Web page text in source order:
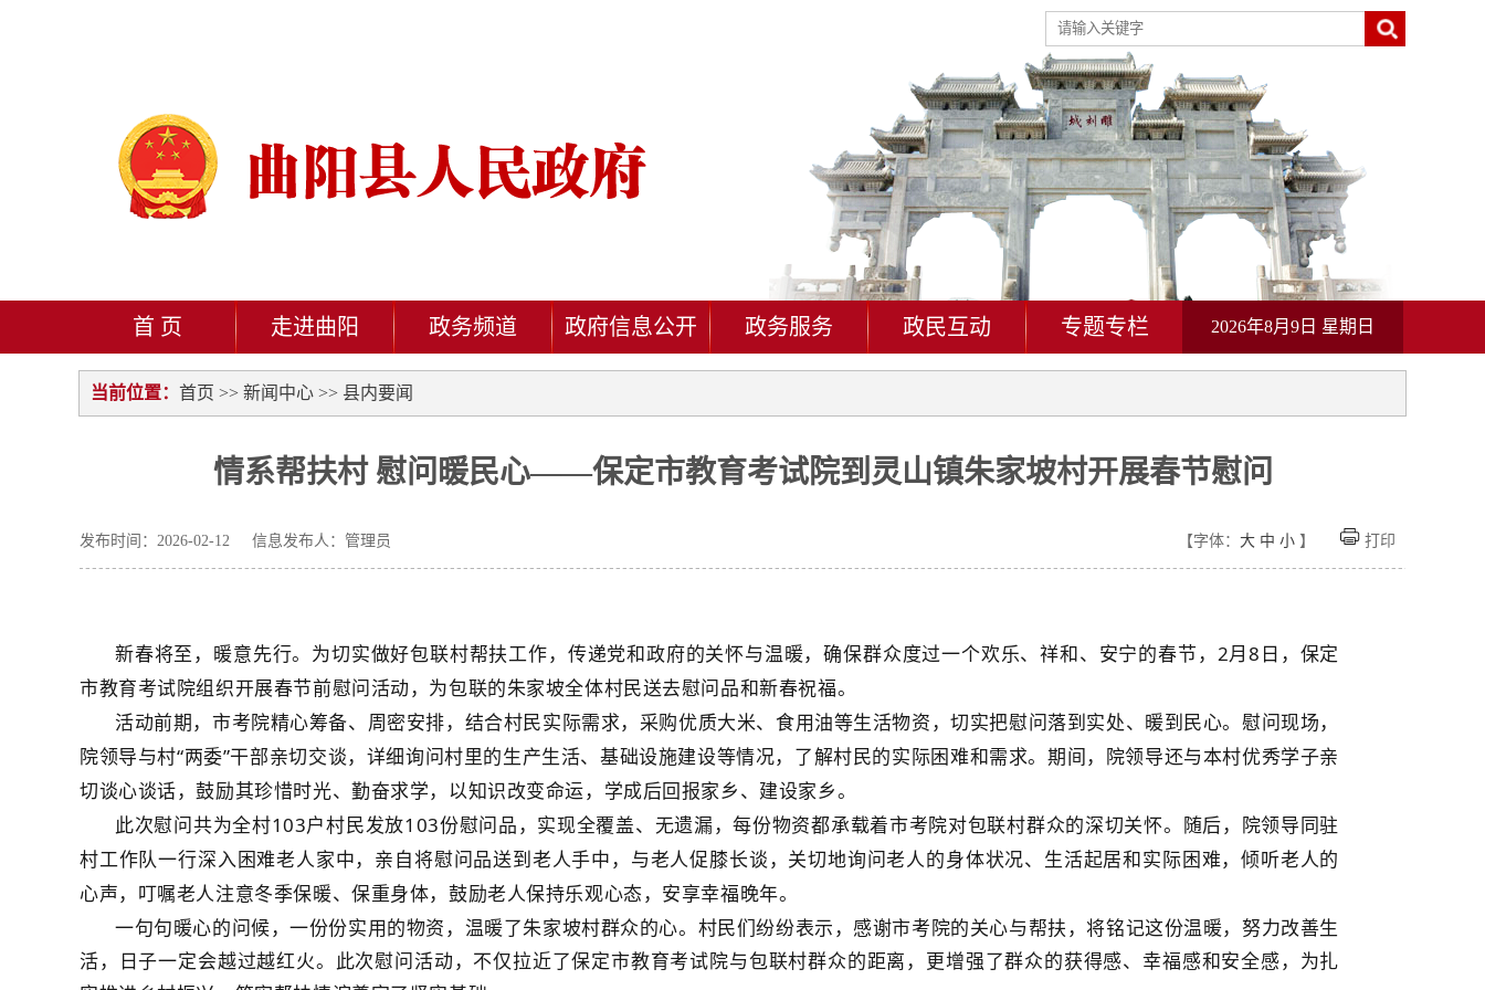
首 页 走进曲阳 政务频道 政府信息公开 政务服务 政民互动 专题专栏 2026年8月9日 星期日
当前位置： 首页 >> 新闻中心 >> 县内要闻
情系帮扶村 慰问暖民心——保定市教育考试院到灵山镇朱家坡村开展春节慰问
发布时间：2026-02-12 信息发布人：管理员 【字体： 大 中 小 】 打印
新春将至，暖意先行。为切实做好包联村帮扶工作，传递党和政府的关怀与温暖，确保群众度过一个欢乐、祥和、安宁的春节， 2月8日，保定
市教育考试院组织开展春节前慰问活动，为包联的朱家坡全体村民送去慰问品和新春祝福。
活动前期，市考院精心筹备、周密安排，结合村民实际需求，采购优质大米、食用油等生活物资，切实把慰问落到实处、暖到民心。慰问现场，
院领导与村“两委”干部亲切交谈，详细询问村里的生产生活、基础设施建设等情况，了解村民的实际困难和需求。期间，院领导还与本村优秀学子亲
切谈心谈话，鼓励其珍惜时光、勤奋求学，以知识改变命运，学成后回报家乡、建设家乡。
此次慰问共为全村103户村民发放103份慰问品，实现全覆盖、无遗漏，每份物资都承载着市考院对包联村群众的深切关怀。随后，院领导同驻
村工作队一行深入困难老人家中，亲自将慰问品送到老人手中，与老人促膝长谈，关切地询问老人的身体状况、生活起居和实际困难，倾听老人的
心声，叮嘱老人注意冬季保暖、保重身体，鼓励老人保持乐观心态，安享幸福晚年。
一句句暖心的问候，一份份实用的物资，温暖了朱家坡村群众的心。村民们纷纷表示，感谢市考院的关心与帮扶，将铭记这份温暖，努力改善生
活，日子一定会越过越红火。此次慰问活动，不仅拉近了保定市教育考试院与包联村群众的距离，更增强了群众的获得感、幸福感和安全感，为扎